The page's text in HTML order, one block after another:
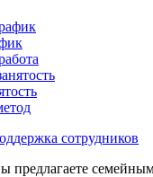
сотрудников
предлагаете